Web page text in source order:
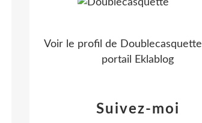
Suivez-moi
Voir le profil de Doublecasquette
portail Eklablog